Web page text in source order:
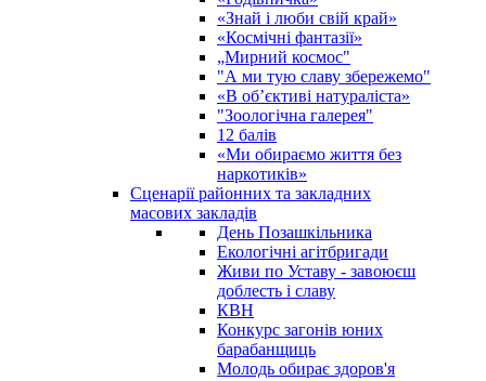
«Знай і люби свій край»
«Космічні фантазії»
„Мирний космос"
"А ми тую славу збережемо"
«В об’єктиві натураліста»
"Зоологічна галерея"
12 балів
«Ми обираємо життя без
наркотиків»
Сценарії районних та закладних
масових закладів
День Позашкільника
Екологічні агітбригади
Живи по Уставу - завоюєш
доблесть і славу
КВН
Конкурс загонів юних
барабанщиць
Молодь обирає здоров'я